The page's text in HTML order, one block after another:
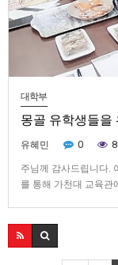
대학부
몽골 유학생들을
유혜민 0
주님께 감사드립니다.
를 통해 가천대 교육관
경순sr 한국어반 2(한